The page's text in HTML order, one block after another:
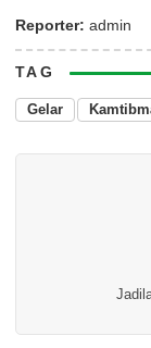
Reporter: admin
TAG
Gelar